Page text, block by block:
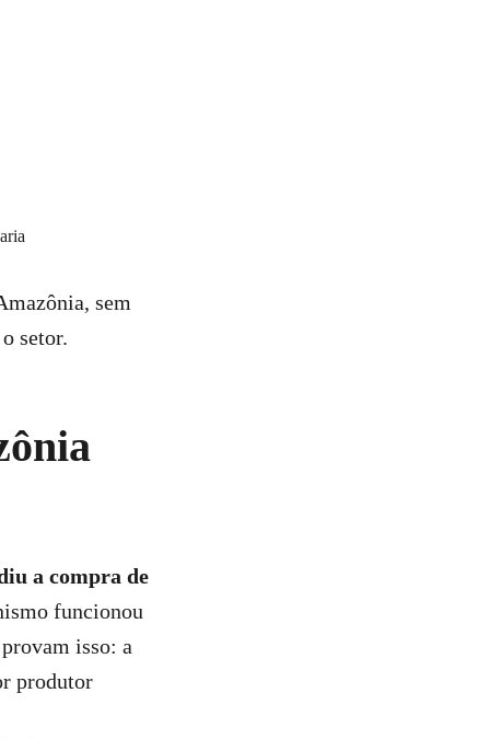
sem
setor.
a compra de
funcionou
isso: a
produtor